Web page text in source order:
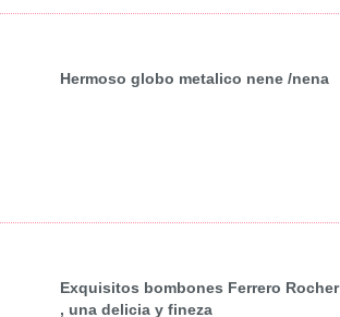
Hermoso globo metalico nene /nena
Exquisitos bombones Ferrero Rocher
, una delicia y fineza